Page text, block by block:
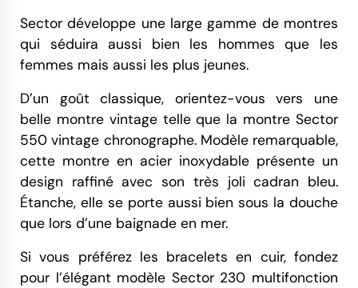
Sector développe une large gamme de montres
qui séduira aussi bien les hommes que les
femmes mais aussi les plus jeunes.
D’un goût classique, orientez-vous vers une
belle montre vintage telle que la montre Sector
550 vintage chronographe. Modèle remarquable,
cette montre en acier inoxydable présente un
design raffiné avec son très joli cadran bleu.
Étanche, elle se porte aussi bien sous la douche
que lors d’une baignade en mer.
Si vous préférez les bracelets en cuir, fondez
pour l’élégant modèle Sector 230 multifonction